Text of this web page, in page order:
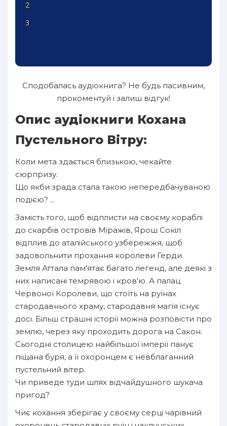
2
3
Сподобалась аудіокнига? Не будь пасивним,
прокоментуй і залиш відгук!
Опис аудіокниги Кохана
Пустельного Вітру:
Коли мета здається близькою, чекайте
сюрпризу.
Що якби зрада стала такою непередбачуваною
подією? ...
Замість того, щоб відплисти на своєму кораблі
до скарбів островів Міражів, Ярош Сокіл
відплив до аталійського узбережжя, щоб
задовольнити прохання королеви Герди.
Земля Аттала пам'ятає багато легенд, але деякі з
них написані темрявою і кров'ю. А палац
Червоної Королеви, що стоїть на руїнах
стародавнього храму, стародавня магія існує
досі. Більш страшні історії можна розповісти про
землю, через яку проходить дорога на Сакон.
Сьогодні столицею найбільшої імперії панує
піщана буря, а її охоронцем є невблаганний
пустельний вітер.
Чи приведе туди шлях відчайдушного шукача
пригод?
Чиє кохання зберігає у своєму серці чарівний